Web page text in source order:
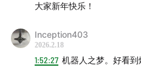
大家新年快乐！
Inception403
2026.2.18
1:52:27 机器人之梦。好看到